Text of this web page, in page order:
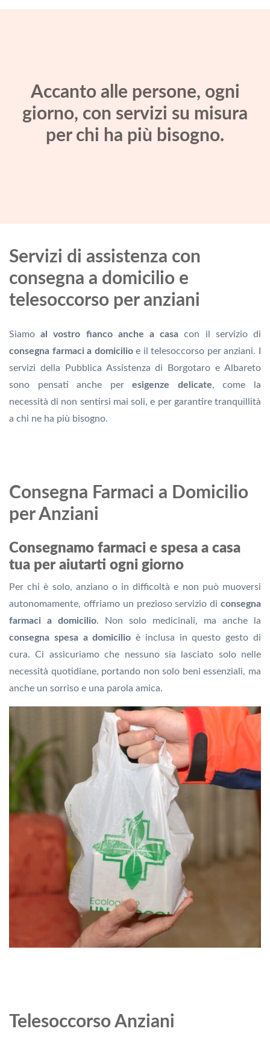
Accanto alle persone, ogni
giorno, con servizi su misura
per chi ha più bisogno.
Servizi di assistenza con
consegna a domicilio e
telesoccorso per anziani
Siamoal vostro fianco anche a casa con il servizio di
consegna farmaci a domicilioe il telesoccorso per anziani. I
servizi della Pubblica Assistenza di Borgotaro e Albareto
sono pensati anche peresigenze delicate, come la
necessità di non sentirsi mai soli, e per garantire tranquillità
a chi ne ha più bisogno.
Consegna Farmaci a Domicilio
per Anziani
Consegnamo farmaci e spesa a casa
tua per aiutarti ogni giorno
Per chi è solo, anziano o in difficoltà e non può muoversi
autonomamente, offriamo un prezioso servizio di consegna
farmaci a domicilio. Non solo medicinali, ma anche la
consegna spesa a domicilio è inclusa in questo gesto di
cura. Ci assicuriamo che nessuno sia lasciato solo nelle
necessità quotidiane, portando non solo beni essenziali, ma
anche un sorriso e una parola amica.
Telesoccorso Anziani